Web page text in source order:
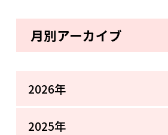
月別アーカイブ
2026年
2025年